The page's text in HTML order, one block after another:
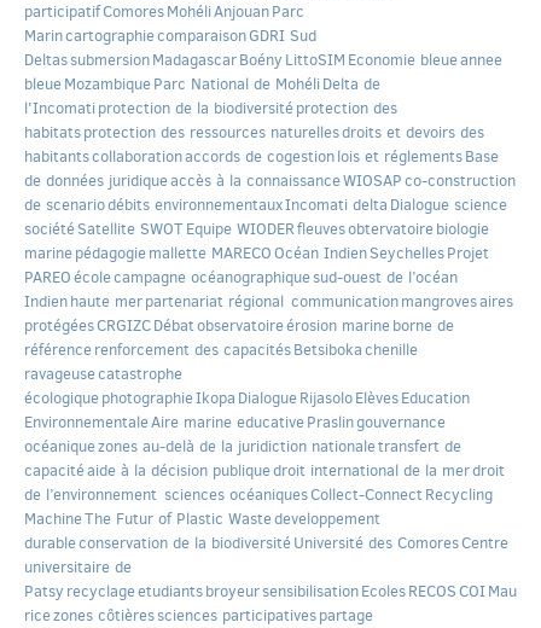
participatifComoresMohéliAnjouanParc
MarincartographiecomparaisonGDRI Sud
DeltassubmersionMadagascarBoény LittoSIM Economie bleueannee
bleueMozambiqueParc National de MohéliDelta de
l'Incomatiprotection de la biodiversitéprotection des
habitatsprotection des ressources naturellesdroits et devoirs des
habitantscollaborationaccords de cogestionlois et réglementsBase
de données juridiqueaccès à la connaissanceWIOSAPco-construction
de scenariodébits environnementauxIncomati delta Dialogue science
sociétéSatellite SWOTEquipe WIODERfleuvesobtervatoirebiologie
marinepédagogiemallette MARECOOcéan IndienSeychellesProjet
PAREOécolecampagne océanographiquesud-ouest de l’océan
Indienhaute merpartenariat régional communicationmangrovesaires
protégéesCRGIZCDébatobservatoireérosion marineborne de
référencerenforcement des capacitésBetsibokachenille
ravageusecatastrophe
écologiquephotographieIkopa DialogueRijasoloElèvesEducation
EnvironnementaleAire marine educativePraslingouvernance
océaniquezones au-delà de la juridiction nationaletransfert de
capacitéaide à la décision publiquedroit international de la merdroit
de l’environnement sciences océaniquesCollect-ConnectRecycling
MachineThe Futur of Plastic Wastedeveloppement
durableconservation de la biodiversitéUniversité des ComoresCentre
universitaire de
Patsy recyclageetudiantsbroyeursensibilisationEcolesRECOSCOIMau
ricezones côtièressciences participativespartage